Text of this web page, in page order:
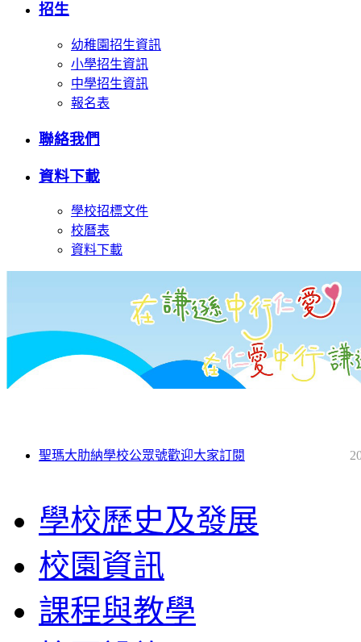
招生
幼稚園招生資訊
小學招生資訊
中學招生資訊
報名表
聯絡我們
資料下載
學校招標文件
校曆表
資料下載
聖瑪大肋納學校公眾號歡迎大家訂閱
學校歷史及發展
校園資訊
課程與教學